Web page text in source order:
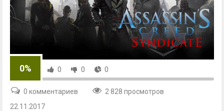
0% 0 0 0
0 комментариев
2 828 просмотров
22.11.2017